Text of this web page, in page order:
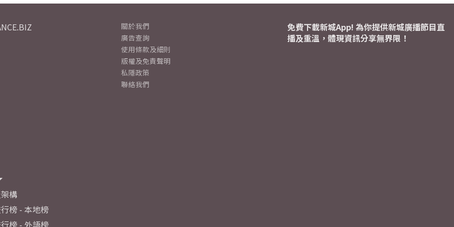
構
榜 - 本地榜
榜 - 外語榜
關於我們
廣告查詢
使用條款及細則
版權及免責聲明
私隱政策
聯絡我們
免費下載新城App! 為你提供新城廣播節目直
播及重溫，體現資訊分享無界限！